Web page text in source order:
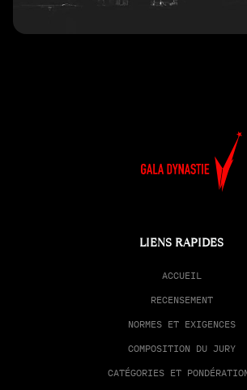
LIENS RAPIDES
ACCUEIL
RECENSEMENT
NORMES ET EXIGENCES
COMPOSITION DU JURY
CATÉGORIES ET